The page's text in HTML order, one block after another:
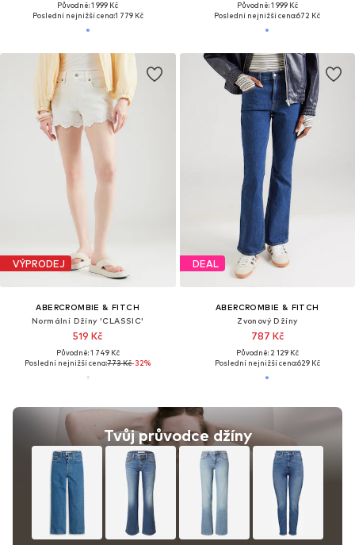
Původně: 1 999 Kč
Poslední nejnižší cena:1 779 Kč
Původně: 1 999 Kč
Poslední nejnižší cena:672 Kč
VÝPRODEJ
ABERCROMBIE & FITCH
Normální Džíny 'CLASSIC'
519 Kč
Původně: 1 749 Kč
Poslední nejnižší cena:773 Kč-32%
Tvůj průvodce džíny
DEAL
ABERCROMBIE & FITCH
Zvonový Džíny
787 Kč
Původně: 2 129 Kč
Poslední nejnižší cena:629 Kč